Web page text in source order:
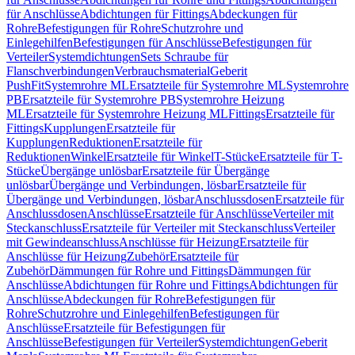
für AnschlüsseAbdichtungen für FittingsAbdeckungen für
RohreBefestigungen für RohreSchutzrohre und
EinlegehilfenBefestigungen für AnschlüsseBefestigungen für
VerteilerSystemdichtungenSets Schraube für
FlanschverbindungenVerbrauchsmaterialGeberit
PushFitSystemrohre MLErsatzteile für Systemrohre MLSystemrohre
PBErsatzteile für Systemrohre PBSystemrohre Heizung
MLErsatzteile für Systemrohre Heizung MLFittingsErsatzteile für
FittingsKupplungenErsatzteile für
KupplungenReduktionenErsatzteile für
ReduktionenWinkelErsatzteile für WinkelT-StückeErsatzteile für T-
StückeÜbergänge unlösbarErsatzteile für Übergänge
unlösbarÜbergänge und Verbindungen, lösbarErsatzteile für
Übergänge und Verbindungen, lösbarAnschlussdosenErsatzteile für
AnschlussdosenAnschlüsseErsatzteile für AnschlüsseVerteiler mit
SteckanschlussErsatzteile für Verteiler mit SteckanschlussVerteiler
mit GewindeanschlussAnschlüsse für HeizungErsatzteile für
Anschlüsse für HeizungZubehörErsatzteile für
ZubehörDämmungen für Rohre und FittingsDämmungen für
AnschlüsseAbdichtungen für Rohre und FittingsAbdichtungen für
AnschlüsseAbdeckungen für RohreBefestigungen für
RohreSchutzrohre und EinlegehilfenBefestigungen für
AnschlüsseErsatzteile für Befestigungen für
AnschlüsseBefestigungen für VerteilerSystemdichtungenGeberit